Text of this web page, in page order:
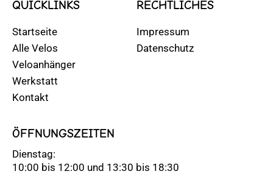
QUICKLINKS
Startseite
Alle Velos
Veloanhänger
Werkstatt
Kontakt
RECHTLICHES
Impressum
Datenschutz
ÖFFNUNGSZEITEN
Dienstag:
10:00 bis 12:00 und 13:30 bis 18:30